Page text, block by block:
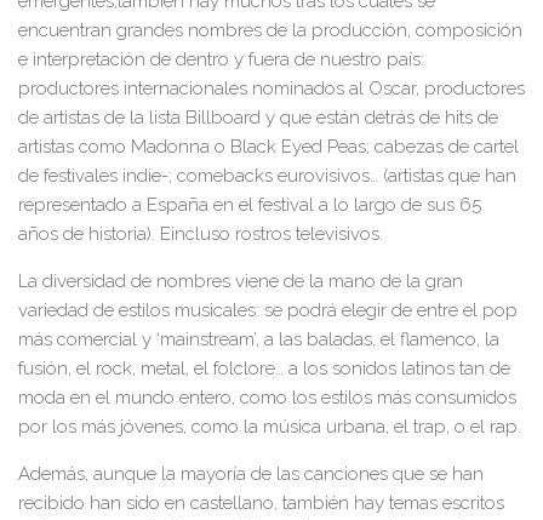
encuentran grandes nombres de la producción, composición
e interpretación de dentro y fuera de nuestro país:
productores internacionales nominados al Oscar, productores
de artistas de la lista Billboard y que están detrás de hits de
artistas como Madonna o Black Eyed Peas; cabezas de cartel
de festivales indie-; comebacks eurovisivos… (artistas que han
representado a España en el festival a lo largo de sus 65
años de historia). Eincluso rostros televisivos.
La diversidad de nombres viene de la mano de la gran
variedad de estilos musicales: se podrá elegir de entre el pop
más comercial y ‘mainstream’, a las baladas, el flamenco, la
fusión, el rock, metal, el folclore… a los sonidos latinos tan de
moda en el mundo entero, como los estilos más consumidos
por los más jóvenes, como la música urbana, el trap, o el rap.
Además, aunque la mayoría de las canciones que se han
recibido han sido en castellano, también hay temas escritos